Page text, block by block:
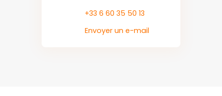
+33 6 60 35 50 13
Envoyer un e-mail